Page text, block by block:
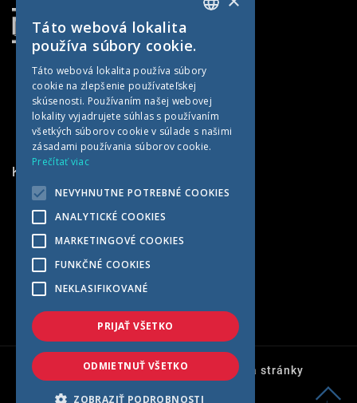
KONTAKTNÉ INFORMÁCIE
MET AGRO
Kočín 100
922 04 Kočín-Lančár
Slovensko
+421 33 7791569
met@met-agro.sk
Ochrana osobných údajov
Mapa stránky
SLOVAK
GERMAN
HUNGARIAN
Táto webová lokalita
používa súbory cookie.
Táto webová lokalita používa súbory
cookie na zlepšenie používateľskej
skúsenosti. Používaním našej webovej
lokality vyjadrujete súhlas s používaním
všetkých súborov cookie v súlade s našimi
zásadami používania súborov cookie.
Prečítať viac
NEVYHNUTNE POTREBNÉ COOKIES
ANALYTICKÉ COOKIES
MARKETINGOVÉ COOKIES
FUNKČNÉ COOKIES
NEKLASIFIKOVANÉ
PRIJAŤ VŠETKO
ODMIETNUŤ VŠETKO
ZOBRAZIŤ PODROBNOSTI